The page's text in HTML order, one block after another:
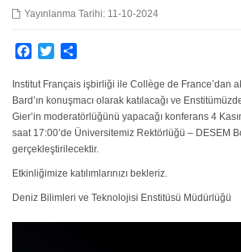
Yayınlanma Tarihi: 11-10-2024
Facebook
Twitter
Institut Français işbirliği ile Collège de France’dan
Bard’ın konuşmacı olarak katılacağı ve
Gier’in moderatörlüğünü yapacağı konferans 4
saat 17:00’de Üniversitemiz Rektörlüğü – DESEM
gerçekleştirilecektir.
Etkinliğimize katılımlarınızı bekleriz.
Deniz Bilimleri ve Teknolojisi Enstitüsü Müdürlüğü